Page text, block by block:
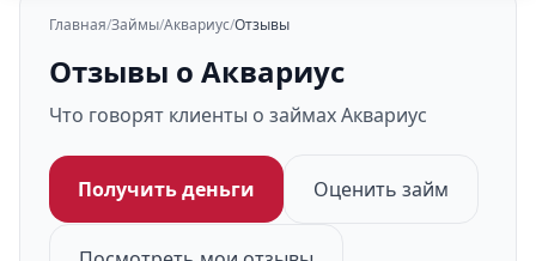
Главная/Займы/Аквариус/Отзывы
Отзывы о Аквариус
Что говорят клиенты о займах Аквариус
Получить деньги Оценить займ